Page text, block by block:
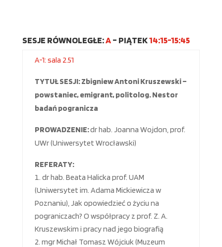
SESJE RÓWNOLEGŁE:A– PIĄTEK14:15-15:45
A-1: sala 2.51
TYTUŁSESJI: Zbigniew Antoni Kruszewski –
powstaniec, emigrant, politolog. Nestor
badańpogranicza
PROWADZENIE:dr hab. Joanna Wojdon, prof.
UWr (Uniwersytet Wrocławski)
REFERATY:
dr hab. Beata Halicka prof. UAM
(Uniwersytet im. Adama Mickiewicza w
Poznaniu), Jak opowiedzieć o życiu na
pograniczach? O współpracy z prof. Z. A.
Kruszewskim i pracy nad jego biografią
mgr Michał Tomasz Wójciuk (Muzeum